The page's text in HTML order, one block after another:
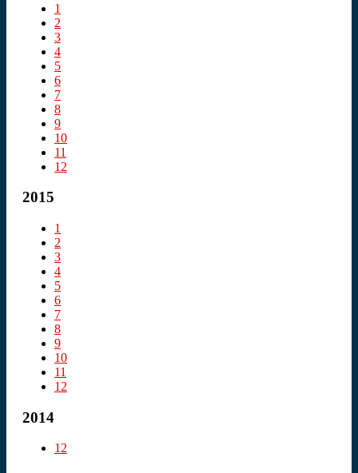
1
2
3
4
5
6
7
8
9
10
11
12
2015
1
2
3
4
5
6
7
8
9
10
11
12
2014
12